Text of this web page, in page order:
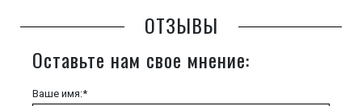
ОТЗЫВЫ
Оставьте нам свое мнение:
Ваше имя:*